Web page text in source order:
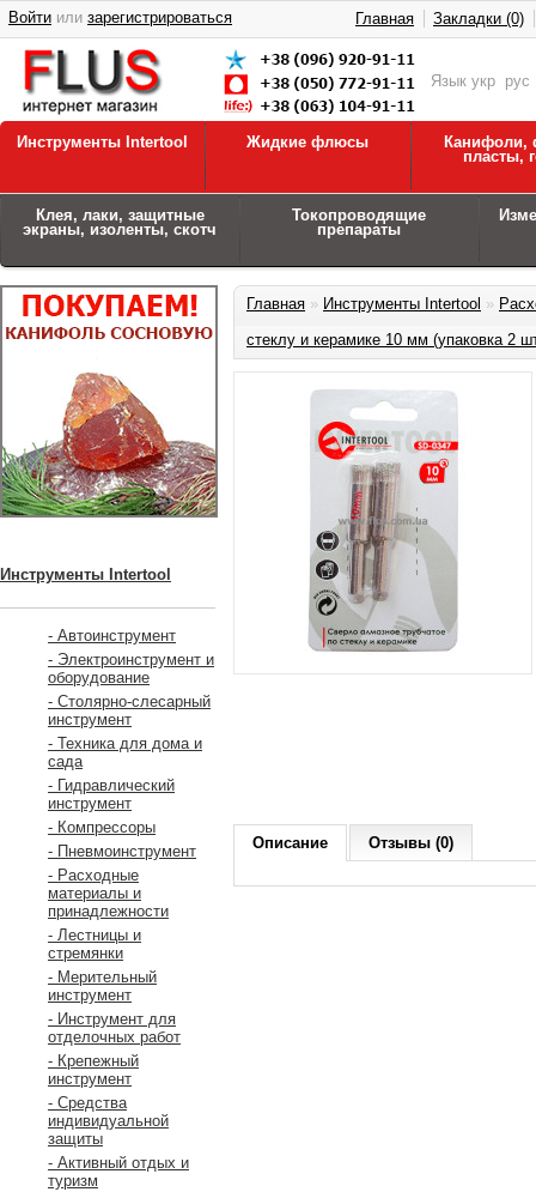
Язык укр рус
Войти или зарегистрироваться Главная Закладки (0)
Инструменты Intertool Жидкие флюсы
Канифоли,
пласты,
Клея, лаки, защитные
экраны, изоленты, скотч
Токопроводящие
препараты
Инструменты Intertool
- Автоинструмент
- Электроинструмент и
оборудование
- Столярно-слесарный
инструмент
- Техника для дома и
сада
- Гидравлический
инструмент
- Компрессоры
- Пневмоинструмент
- Расходные
материалы и
принадлежности
- Лестницы и
стремянки
- Мерительный
инструмент
- Инструмент для
отделочных работ
- Крепежный
инструмент
- Средства
индивидуальной
защиты
- Активный отдых и
туризм
Главная » Инструменты Intertool »
стеклу и керамике 10 мм (упаковка 2
Описание Отзывы (0)